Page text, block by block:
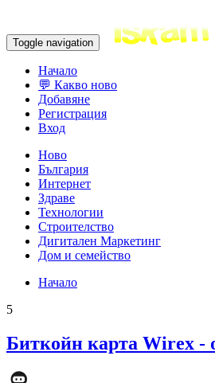
Toggle navigation
Начало
💬 Какво ново
Добавяне
Регистрация
Вход
Ново
България
Интернет
Здраве
Технологии
Строителство
Дигитален Маркетинг
Дом и семейство
Начало
5
Биткойн карта Wirex -